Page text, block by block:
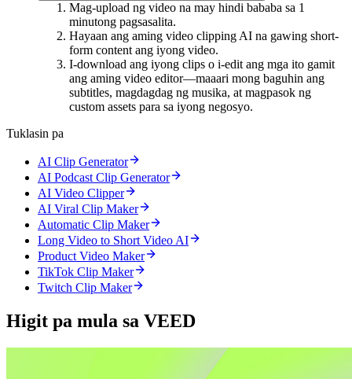
Mag-upload ng video na may hindi bababa sa 1
minutong pagsasalita.
Hayaan ang aming video clipping AI na gawing short-
form content ang iyong video.
I-download ang iyong clips o i-edit ang mga ito gamit
ang aming video editor—maaari mong baguhin ang
subtitles, magdagdag ng musika, at magpasok ng
custom assets para sa iyong negosyo.
Tuklasin pa
AI Clip Generator
AI Podcast Clip Generator
AI Video Clipper
AI Viral Clip Maker
Automatic Clip Maker
Long Video to Short Video AI
Product Video Maker
TikTok Clip Maker
Twitch Clip Maker
Higit pa mula sa VEED